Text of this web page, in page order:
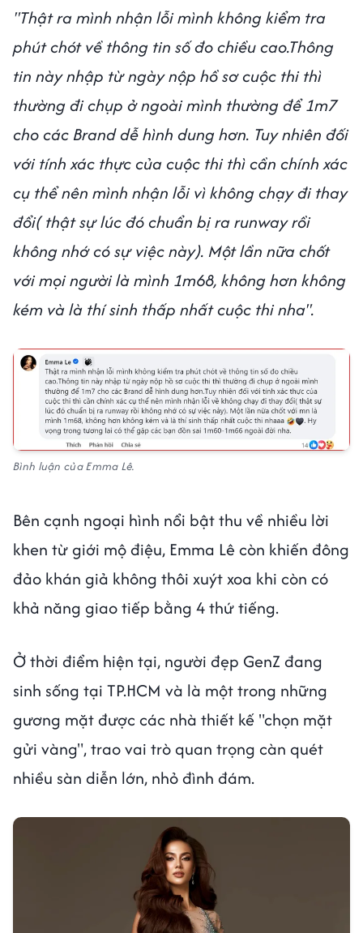
"Thật ra mình nhận lỗi mình không kiểm tra
phút chót về thông tin số đo chiều cao.Thông
tin này nhập từ ngày nộp hồ sơ cuộc thi thì
thường đi chụp ở ngoài mình thường để 1m7
cho các Brand dễ hình dung hơn. Tuy nhiên đối
với tính xác thực của cuộc thi thì cần chính xác
cụ thể nên mình nhận lỗi vì không chạy đi thay
đổi( thật sự lúc đó chuẩn bị ra runway rồi
không nhớ có sự việc này). Một lần nữa chốt
với mọi người là mình 1m68, không hơn không
kém và là thí sinh thấp nhất cuộc thi nha".
Bình luận của Emma Lê.
Bên cạnh ngoại hình nổi bật thu về nhiều lời
khen từ giới mộ điệu, Emma Lê còn khiến đông
đảo khán giả không thôi xuýt xoa khi còn có
khả năng giao tiếp bằng 4 thứ tiếng.
Ở thời điểm hiện tại, người đẹp GenZ đang
sinh sống tại TP.HCM và là một trong những
gương mặt được các nhà thiết kế "chọn mặt
gửi vàng", trao vai trò quan trọng càn quét
nhiều sàn diễn lớn, nhỏ đình đám.